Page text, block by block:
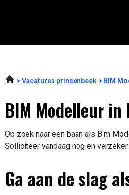
Vacatures prinsenbeek BIM
BIM Modelleur in
Op zoek naar een baan als Bim
Solliciteer vandaag nog en
Ga aan de slag